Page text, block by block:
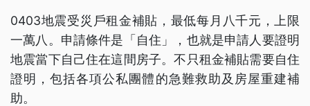
0403地震受災戶租金補貼，最低每月八千元，上限
一萬八。申請條件是「自住」，也就是申請人要證明
地震當下自己住在這間房子。不只租金補貼需要自住
證明，包括各項公私團體的急難救助及房屋重建補
助。